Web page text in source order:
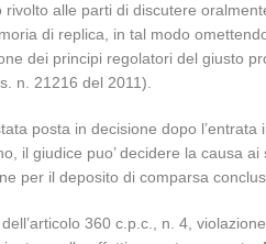
alle parti di discutere
di replica, in tal modo
dei principi regolatori del giusto
n. 21216 del 2011).
posta in decisione dopo
il giudice puo’ decidere la causa
per il deposito di comparsa
360 c.p.c., n. 4,